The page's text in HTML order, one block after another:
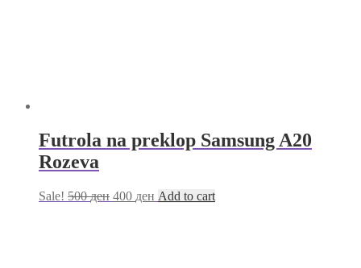
Futrola na preklop Samsung A20
Rozeva
Sale! 500ден 400 ден Add to cart